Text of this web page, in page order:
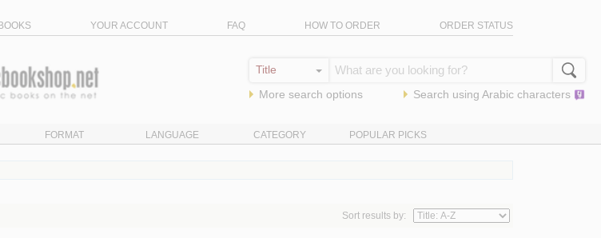
YOUR ACCOUNT FAQ HOW TO ORDER ORDER STATUS
More search options Search using Arabic characters
FORMAT LANGUAGE CATEGORY POPULAR PICKS
Sort results by: